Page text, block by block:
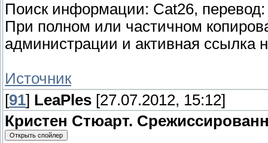
Поиск информации: Cat26,
При полном или частичном
администрации и активная ссылка
Источник
[91] LeaPles [27.07.2012, 15:12]
Кристен Стюарт.